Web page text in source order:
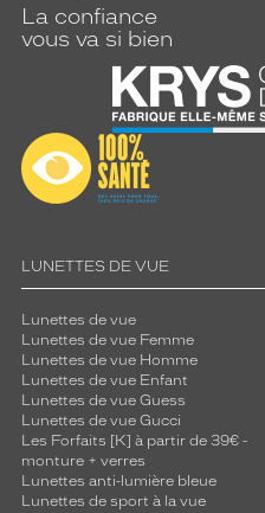
La confiance
vous va si bien
LUNETTES DE VUE
Lunettes de vue
Lunettes de vue Femme
Lunettes de vue Homme
Lunettes de vue Enfant
Lunettes de vue Guess
Lunettes de vue Gucci
Les Forfaits [K] à partir de 39€ -
monture + verres
Lunettes anti-lumière bleue
Lunettes de sport à la vue